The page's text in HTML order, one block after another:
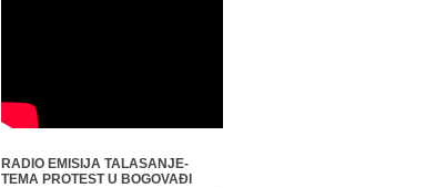
RADIO EMISIJA TALASANJE-
TEMA PROTEST U BOGOVAĐI